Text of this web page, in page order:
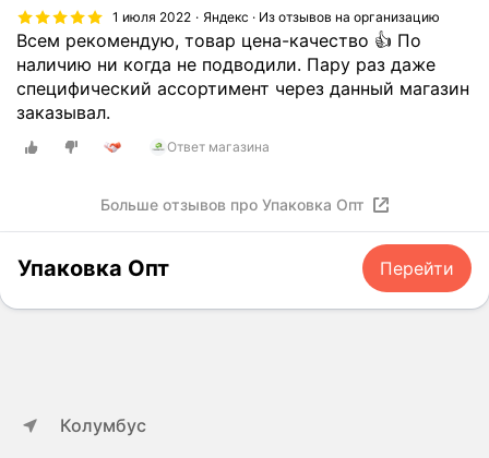
1 июля 2022
Яндекс · Из отзывов на организацию
Всем рекомендую, товар цена-качество 👍 По
наличию ни когда не подводили. Пару раз даже
специфический ассортимент через данный магазин
заказывал.
Ответ магазина
Больше отзывов про Упаковка Опт
Упаковка Опт Перейти
Колумбус